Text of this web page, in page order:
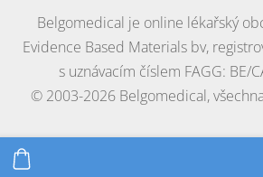
Belgomedical je online lékařský
Evidence Based Materials bv,
s uznávacím číslem FAGG: BE/
© 2003-2026 Belgomedical,